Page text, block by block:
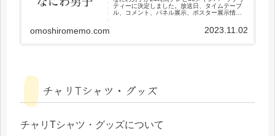
ティーに決定しました。放送日、タイムテーブ
ル、コメント、パネル展示、ポスター展示情報
omoshiromemo.com 2023.11.02
チャリTシャツ・グッズ
チャリTシャツ・グッズについて